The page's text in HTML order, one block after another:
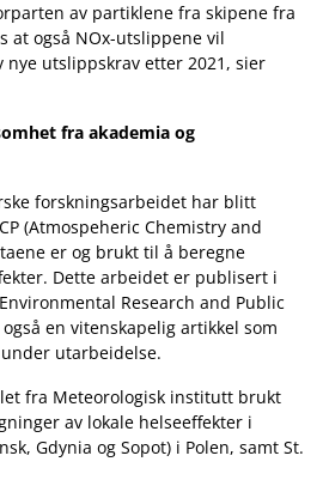
av partiklene fra skipene fra
at også NOx-utslippene vil
nye utslippskrav etter 2021, sier
fra akademia og
forskningsarbeidet har blitt
(Atmospeheric Chemistry and
er og brukt til å beregne
Dette arbeidet er publisert i
Research and Public
en vitenskapelig artikkel som
utarbeidelse.
fra Meteorologisk institutt brukt
av lokale helseeffekter i
Gdynia og Sopot) i Polen, samt St.